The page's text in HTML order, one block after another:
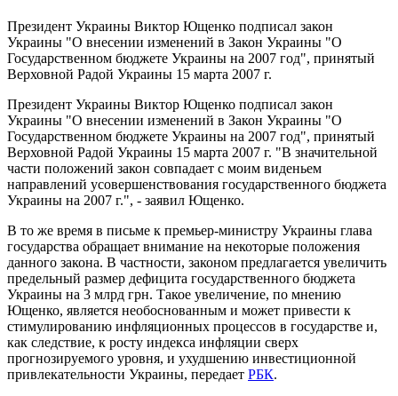
Президент Украины Виктор Ющенко подписал закон
Украины "О внесении изменений в Закон Украины "О
Государственном бюджете Украины на 2007 год", принятый
Верховной Радой Украины 15 марта 2007 г.
Президент Украины Виктор Ющенко подписал закон
Украины "О внесении изменений в Закон Украины "О
Государственном бюджете Украины на 2007 год", принятый
Верховной Радой Украины 15 марта 2007 г. "В значительной
части положений закон совпадает с моим виденьем
направлений усовершенствования государственного бюджета
Украины на 2007 г.", - заявил Ющенко.
В то же время в письме к премьер-министру Украины глава
государства обращает внимание на некоторые положения
данного закона. В частности, законом предлагается увеличить
предельный размер дефицита государственного бюджета
Украины на 3 млрд грн. Такое увеличение, по мнению
Ющенко, является необоснованным и может привести к
стимулированию инфляционных процессов в государстве и,
как следствие, к росту индекса инфляции сверх
прогнозируемого уровня, и ухудшению инвестиционной
привлекательности Украины, передает РБК.